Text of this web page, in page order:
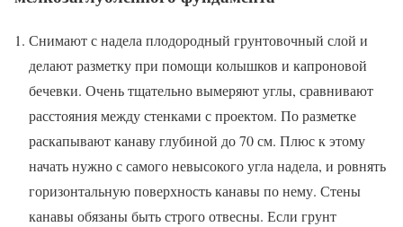
Снимают с надела плодородный грунтовочный слой и
делают разметку при помощи колышков и капроновой
бечевки. Очень тщательно вымеряют углы, сравнивают
расстояния между стенками с проектом. По разметке
раскапывают канаву глубиной до 70 см. Плюс к этому
начать нужно с самого невысокого угла надела, и ровнять
горизонтальную поверхность канавы по нему. Стены
канавы обязаны быть строго отвесны. Если грунт